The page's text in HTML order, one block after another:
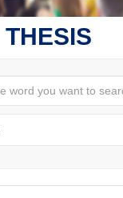
THESIS